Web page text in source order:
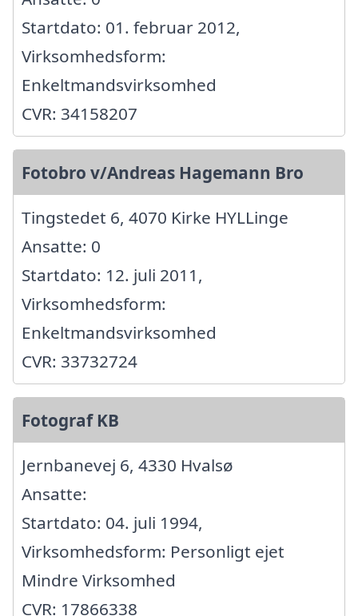
Startdato: 01. februar 2012,
Virksomhedsform:
Enkeltmandsvirksomhed
CVR: 34158207
Fotobro v/Andreas Hagemann Bro
Tingstedet 6, 4070 Kirke HYLLinge
Ansatte: 0
Startdato: 12. juli 2011,
Virksomhedsform:
Enkeltmandsvirksomhed
CVR: 33732724
Fotograf KB
Jernbanevej 6, 4330 Hvalsø
Ansatte:
Startdato: 04. juli 1994,
Virksomhedsform: Personligt ejet
Mindre Virksomhed
CVR: 17866338